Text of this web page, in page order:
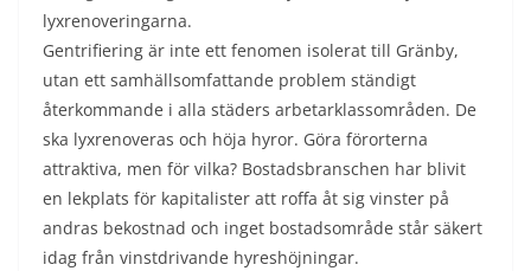
lyxrenoveringarna.
Gentrifiering är inte ett fenomen isolerat till Gränby,
utan ett samhällsomfattande problem ständigt
återkommande i alla städers arbetarklassområden. De
ska lyxrenoveras och höja hyror. Göra förorterna
attraktiva, men för vilka? Bostadsbranschen har blivit
en lekplats för kapitalister att roffa åt sig vinster på
andras bekostnad och inget bostadsområde står säkert
idag från vinstdrivande hyreshöjningar.